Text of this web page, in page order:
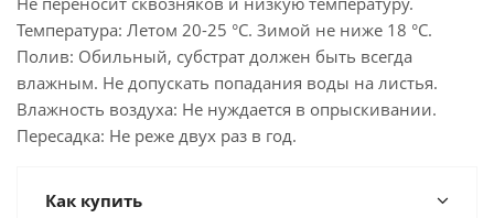
Температура: Летом 20-25 °С. Зимой не ниже 18 °С.
Полив: Обильный, субстрат должен быть всегда
влажным. Не допускать попадания воды на листья.
Влажность воздуха: Не нуждается в опрыскивании.
Пересадка: Не реже двух раз в год.
Как купить